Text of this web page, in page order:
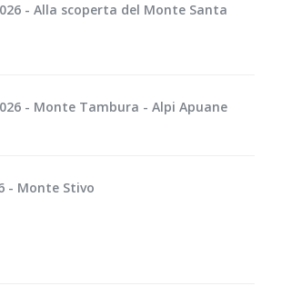
- Alla scoperta del Monte Santa
- Monte Tambura - Alpi Apuane
- Monte Stivo